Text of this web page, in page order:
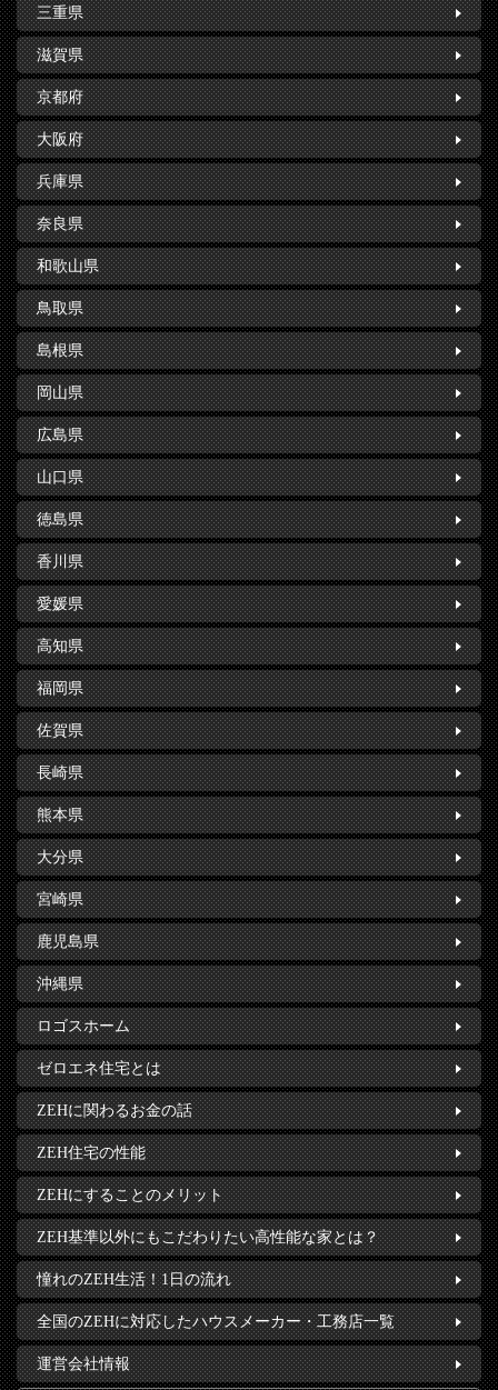
三重県
滋賀県
京都府
大阪府
兵庫県
奈良県
和歌山県
鳥取県
島根県
岡山県
広島県
山口県
徳島県
香川県
愛媛県
高知県
福岡県
佐賀県
長崎県
熊本県
大分県
宮崎県
鹿児島県
沖縄県
ロゴスホーム
ゼロエネ住宅とは
ZEHに関わるお金の話
ZEH住宅の性能
ZEHにすることのメリット
ZEH基準以外にもこだわりたい高性能な家とは？
憧れのZEH生活！1日の流れ
全国のZEHに対応したハウスメーカー・工務店一覧
運営会社情報